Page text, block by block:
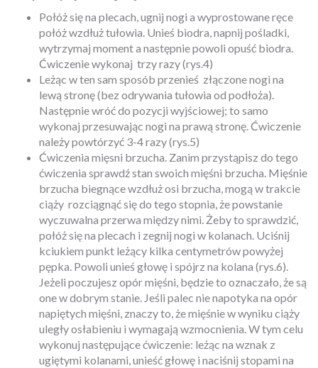
Połóż się na plecach, ugnij nogi a wyprostowane ręce
połóż wzdłuż tułowia. Unieś biodra, napnij pośladki,
wytrzymaj moment a następnie powoli opuść biodra.
Ćwiczenie wykonaj trzy razy (rys.4)
Leżąc w ten sam sposób przenieś złączone nogi na
lewą stronę (bez odrywania tułowia od podłoża).
Następnie wróć do pozycji wyjściowej; to samo
wykonaj przesuwając nogi na prawą stronę. Ćwiczenie
należy powtórzyć 3-4 razy (rys.5)
Ćwiczenia mięsni brzucha. Zanim przystąpisz do tego
ćwiczenia sprawdź stan swoich mięśni brzucha. Mięśnie
brzucha biegnące wzdłuż osi brzucha, mogą w trakcie
ciąży rozciągnąć się do tego stopnia, że powstanie
wyczuwalna przerwa między nimi. Żeby to sprawdzić,
połóż się na plecach i zegnij nogi w kolanach. Uciśnij
kciukiem punkt leżący kilka centymetrów powyżej
pępka. Powoli unieś głowę i spójrz na kolana (rys.6).
Jeżeli poczujesz opór mięśni, będzie to oznaczało, że są
one w dobrym stanie. Jeśli palec nie napotyka na opór
napiętych mięśni, znaczy to, że mięśnie w wyniku ciąży
uległy osłabieniu i wymagają wzmocnienia. W tym celu
wykonuj następujące ćwiczenie: leżąc na wznak z
ugiętymi kolanami, unieść głowę i naciśnij stopami na